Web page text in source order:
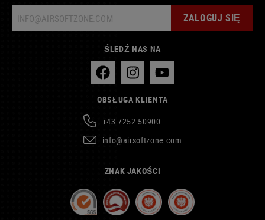
ZALOGUJ SIĘ
ŚLEDŹ NAS NA
OBSŁUGA KLIENTA
+43 7252 50900
info@airsoftzone.com
ZNAK JAKOŚCI